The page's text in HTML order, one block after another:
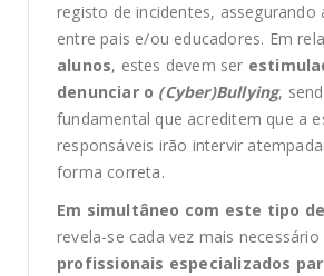
registo de incidentes, assegurando
entre pais e/ou educadores. Em
alunos, estes devem ser
denunciar o (Cyber)Bullying,
fundamental que acreditem que a
responsáveis irão intervir
forma correta.
Em simultâneo com este tipo
revela-se cada vez mais necessário
profissionais especializados